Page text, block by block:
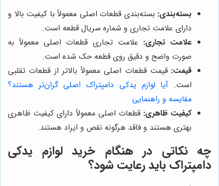
بسته‌بندی: بسته‌بندی قطعات اصلی معمولاً با کیفیت بالا و
دارای علامت تجاری و شماره سریال قطعه است.
علامت تجاری: علامت تجاری قطعات اصلی معمولاً به
صورت واضح و دقیق روی قطعه حک شده است.
قیمت: قیمت قطعات اصلی معمولاً بالاتر از قطعات تقلبی
است. آیا لوازم یدکی دامپتراک اصلی گران‌تر هستند؟
مقایسه و راهنمایی
کیفیت ظاهری: قطعات اصلی معمولاً دارای کیفیت ظاهری
بهتری هستند و فاقد هرگونه نقص و ایراد هستند.
چه نکاتی در هنگام خرید لوازم یدکی
دامپتراک باید رعایت شود؟